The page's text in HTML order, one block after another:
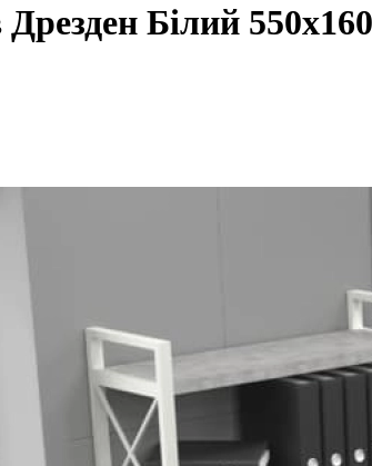
Дрезден Білий